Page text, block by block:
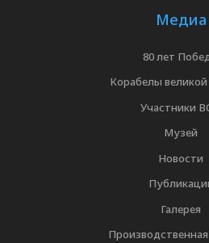
Медиа
80 лет
Корабелы
Участники
Музей
Новости
Галерея